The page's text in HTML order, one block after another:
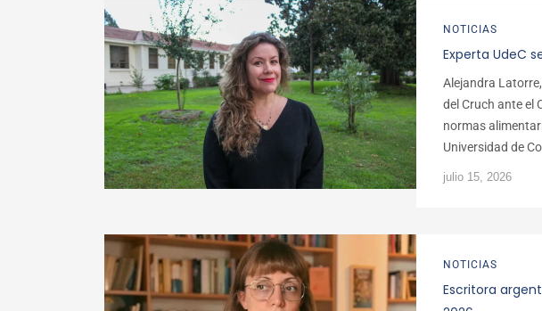
NOTICIAS
Experta UdeC
Alejandra
del Cruch ante el
normas
Universidad de
julio 15, 2026
NOTICIAS
Escritora